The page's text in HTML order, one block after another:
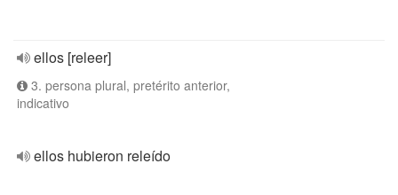
ellos [releer]
3. persona plural, pretérito anterior,
indicativo
ellos hubieron releído